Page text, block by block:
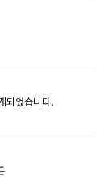
되었습니다.